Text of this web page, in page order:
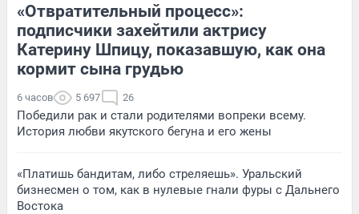
«Отвратительный процесс»:
подписчики захейтили актрису
Катерину Шпицу, показавшую, как она
кормит сына грудью
6 часов 5 697 26
Победили рак и стали родителями вопреки всему.
История любви якутского бегуна и его жены
«Платишь бандитам, либо стреляешь». Уральский
бизнесмен о том, как в нулевые гнали фуры с Дальнего
Востока